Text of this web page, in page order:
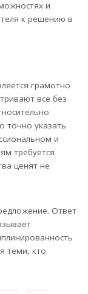
и
к решению в
грамотно
все без
указать
и
требуется
ценят не
Ответ
теми, кто